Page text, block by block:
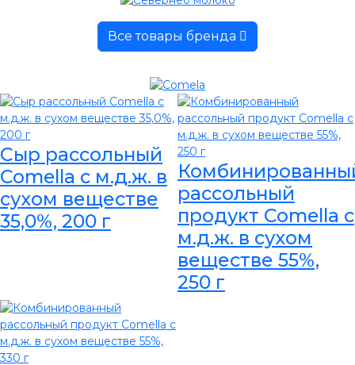
Все товары бренда
Сыр рассольный
Comella с м.д.ж. в
сухом веществе
35,0%, 200 г
рассольный
продукт Comella с
м.д.ж. в сухом
веществе 55%,
250 г